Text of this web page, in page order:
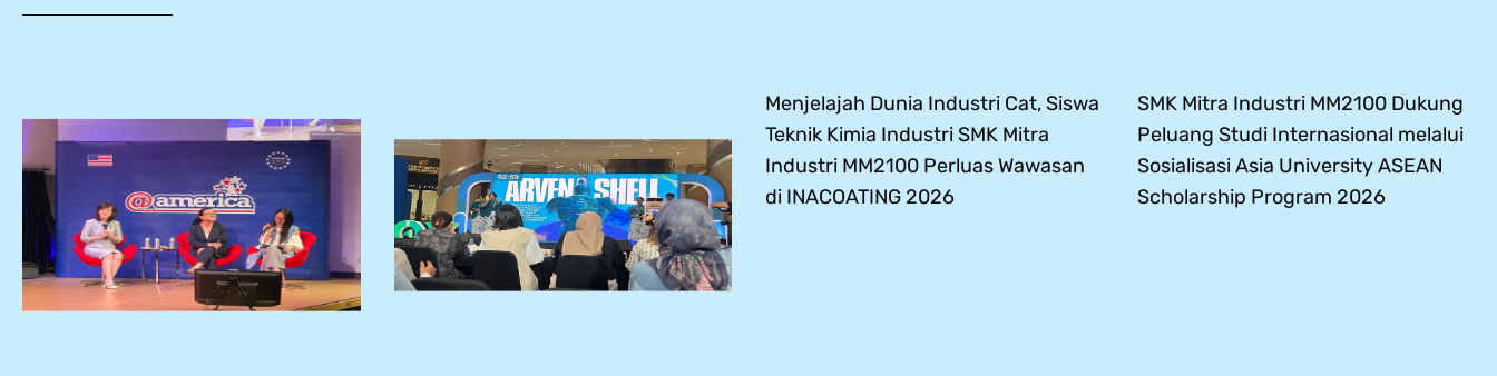
Menjelajah Dunia Industri Cat, Siswa
Teknik Kimia Industri SMK Mitra
Industri MM2100 Perluas Wawasan
di INACOATING 2026
SMK Mitra Industri MM2100 Dukung
Peluang Studi Internasional melalui
Sosialisasi Asia University ASEAN
Scholarship Program 2026